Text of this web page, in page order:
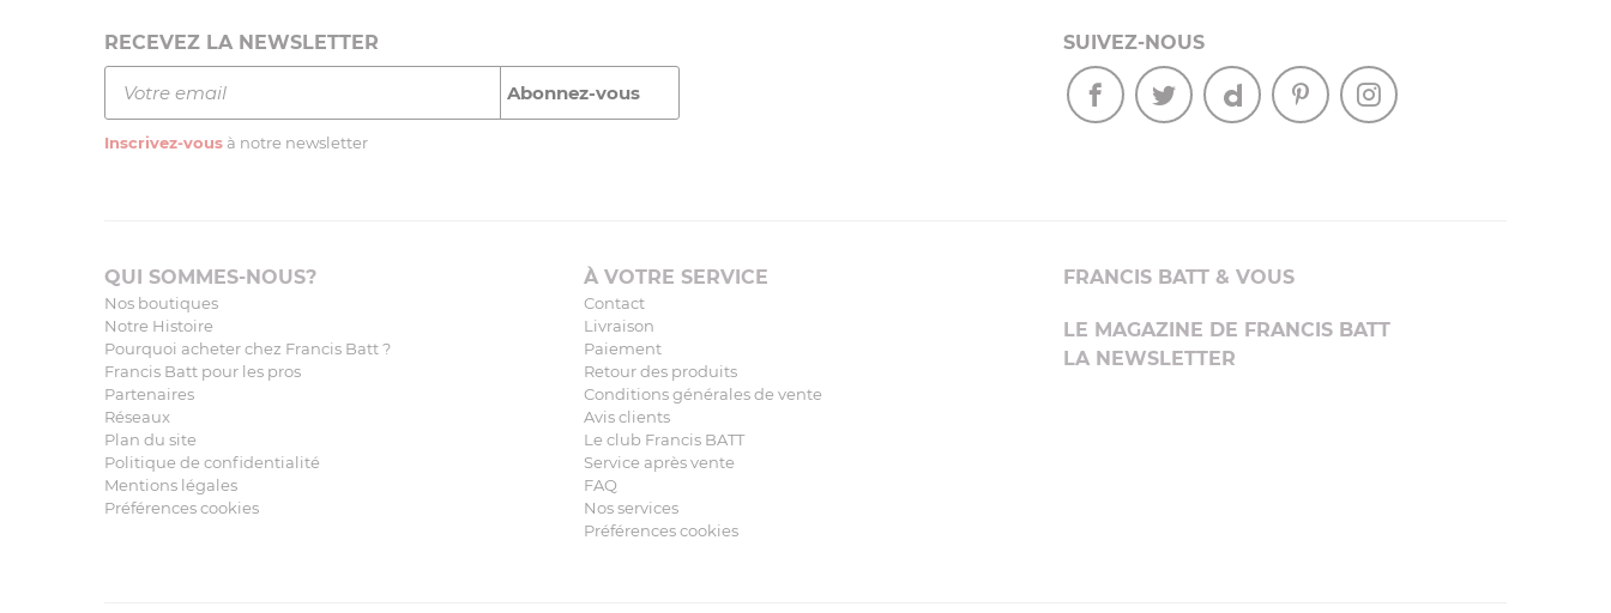
RECEVEZ LA NEWSLETTER
Inscrivez-vous à notre newsletter
SUIVEZ-NOUS
QUI SOMMES-NOUS?
Nos boutiques
Notre Histoire
Pourquoi acheter chez Francis Batt ?
Francis Batt pour les pros
Partenaires
Réseaux
Plan du site
Politique de confidentialité
Mentions légales
Préférences cookies
À VOTRE SERVICE
Contact
Livraison
Paiement
Retour des produits
Conditions générales de vente
Avis clients
Le club Francis BATT
Service après vente
FAQ
Nos services
Préférences cookies
FRANCIS BATT & VOUS
LE MAGAZINE DE FRANCIS BATT
LA NEWSLETTER